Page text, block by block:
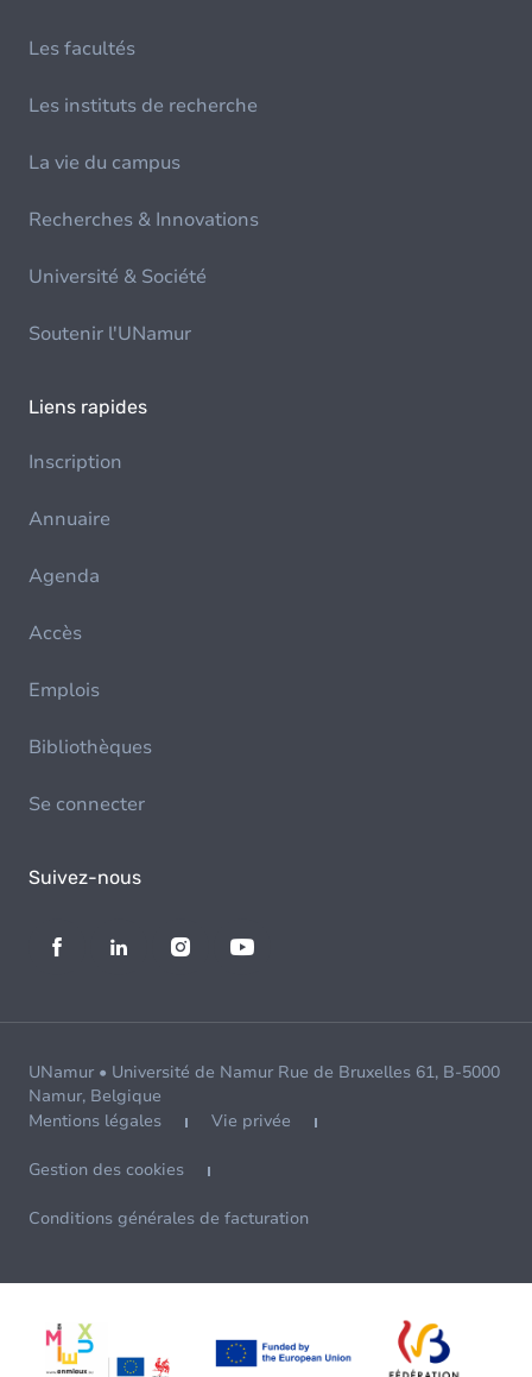
Les facultés
Les instituts de recherche
La vie du campus
Recherches & Innovations
Université & Société
Soutenir l'UNamur
Liens rapides
Inscription
Annuaire
Agenda
Accès
Emplois
Bibliothèques
Se connecter
Suivez-nous
UNamur • Université de Namur Rue de Bruxelles 61, B-5000
Namur, Belgique
Mentions légales
Vie privée
Gestion des cookies
Conditions générales de facturation